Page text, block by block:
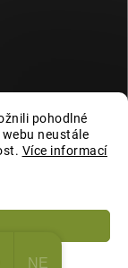
pohodlné
neustále
Více informací
vyhrazena.
NE